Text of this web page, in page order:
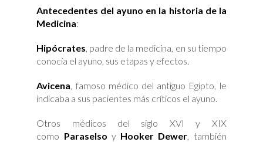
Antecedentes del ayuno en la historia de la
Medicina:
Hipócrates , padre de la medicina, en su tiempo
conocía el ayuno, sus etapas y efectos.
Avicena , famoso médico del antiguo Egipto, le
indicaba a sus pacientes más críticos el ayuno.
Otros médicos del siglo XVI y XIX
como Paraselso yHooker Dewer , también